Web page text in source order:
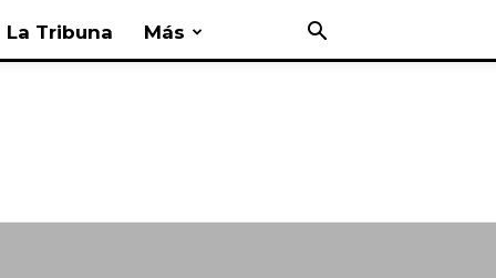
La Tribuna Más